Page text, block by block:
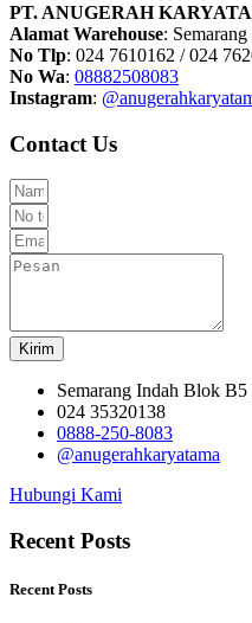
PT. ANUGERAH
Alamat Warehouse:
No Tlp: 024 7610162 / 024
No Wa: 08882508083
Instagram:
Contact Us
Kirim
Semarang Indah Blok
024 35320138
0888-250-8083
@anugerahkaryatama
Hubungi Kami
Recent Posts
Recent Posts